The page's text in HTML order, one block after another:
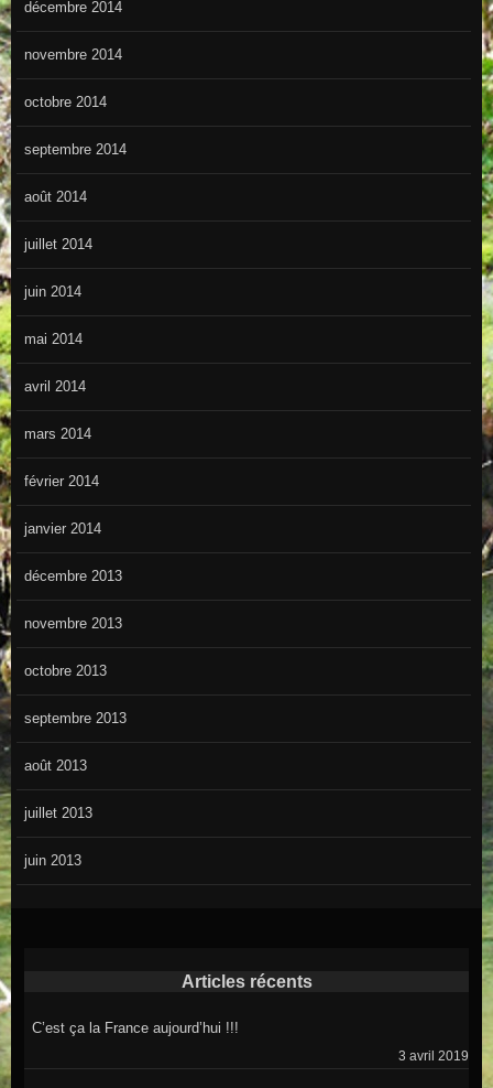
décembre 2014
novembre 2014
octobre 2014
septembre 2014
août 2014
juillet 2014
juin 2014
mai 2014
avril 2014
mars 2014
février 2014
janvier 2014
décembre 2013
novembre 2013
octobre 2013
septembre 2013
août 2013
juillet 2013
juin 2013
Articles récents
C’est ça la France aujourd’hui !!!
3 avril 2019